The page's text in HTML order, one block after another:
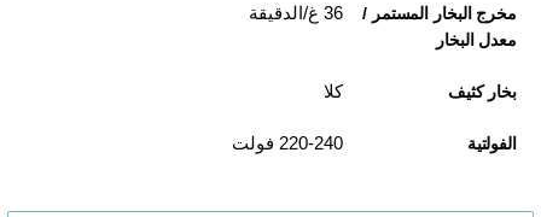
مخرج البخار المستمر /
معدل البخار
36 غ/الدقيقة
بخار كثيف كلا
الفولتية 220-240 فولت